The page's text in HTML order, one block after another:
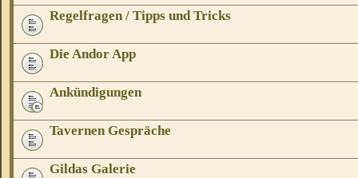
Regelfragen / Tipps und Tricks
Die Andor App
Ankündigungen
Tavernen Gespräche
Gildas Galerie